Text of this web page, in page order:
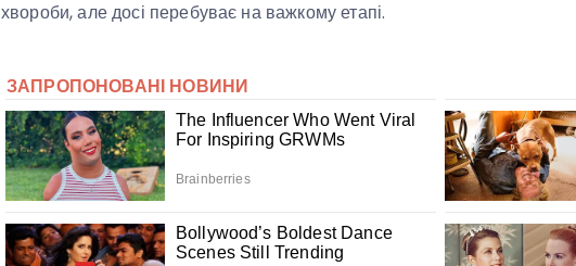
хвороби, але досі перебуває на важкому етапі.